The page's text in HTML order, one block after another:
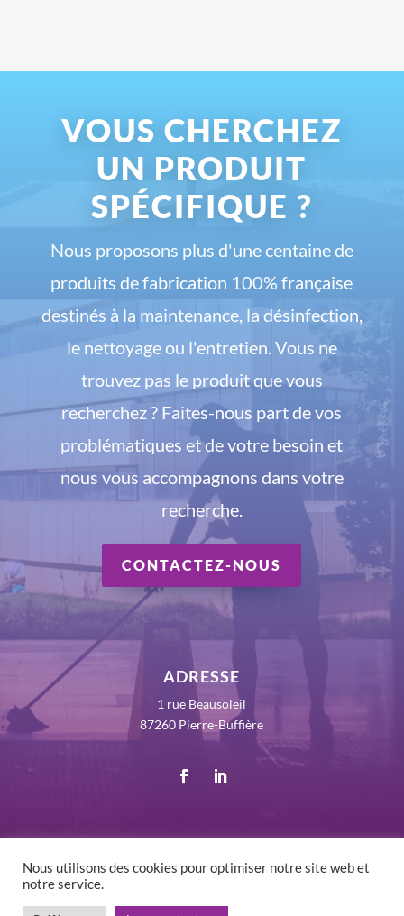
VOUS CHERCHEZ
UN PRODUIT
SPÉCIFIQUE ?
Nous proposons plus d'une centaine de
produits de fabrication 100% française
destinés à la maintenance, la désinfection,
le nettoyage ou l'entretien. Vous ne
trouvez pas le produit que vous
recherchez ? Faites-nous part de vos
problématiques et de votre besoin et
nous vous accompagnons dans votre
recherche.
CONTACTEZ-NOUS
ADRESSE
1 rue Beausoleil
87260 Pierre-Buffière
©2026 RLV France - Tous droits réservés -
Légales-Politique de confidentialité
Nous utilisons des cookies pour optimiser notre site web et
notre service.